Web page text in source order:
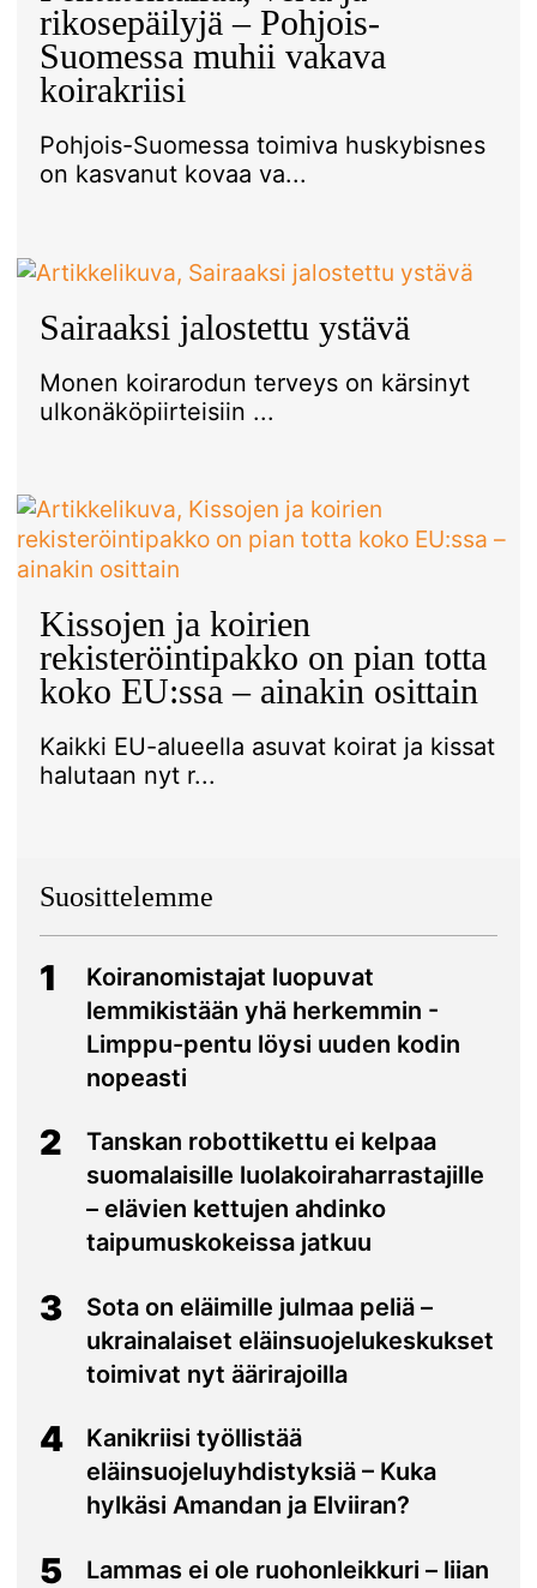
rikosepäilyjä – Pohjois-
Suomessa muhii vakava
koirakriisi
Pohjois-Suomessa toimiva huskybisnes
on kasvanut kovaa va...
Sairaaksi jalostettu ystävä
Monen koirarodun terveys on kärsinyt
ulkonäköpiirteisiin ...
Kissojen ja koirien
rekisteröintipakko on pian totta
koko EU:ssa – ainakin osittain
Kaikki EU-alueella asuvat koirat ja kissat
halutaan nyt r...
Suosittelemme
1
Koiranomistajat luopuvat
lemmikistään yhä herkemmin -
Limppu-pentu löysi uuden kodin
nopeasti
2
Tanskan robottikettu ei kelpaa
suomalaisille luolakoiraharrastajille
– elävien kettujen ahdinko
taipumuskokeissa jatkuu
3
Sota on eläimille julmaa peliä –
ukrainalaiset eläinsuojelukeskukset
toimivat nyt äärirajoilla
4
Kanikriisi työllistää
eläinsuojeluyhdistyksiä – Kuka
hylkäsi Amandan ja Elviiran?
5
Lammas ei ole ruohonleikkuri – liian